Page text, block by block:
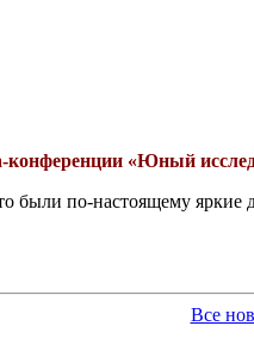
конференции «Юный
по-настоящему яркие
Все